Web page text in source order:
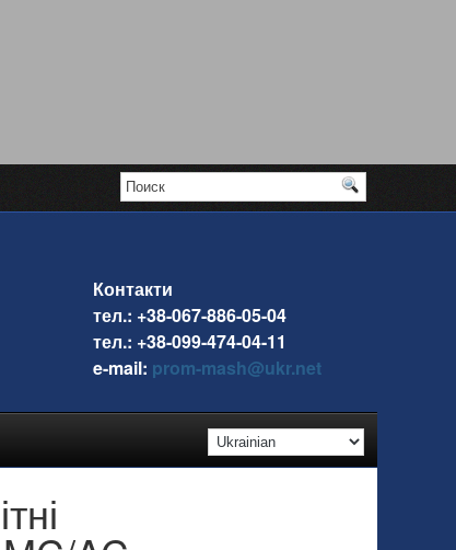
Контакти
тел.: +38-067-886-05-04
тел.: +38-099-474-04-11
e-mail: prom-mash@ukr.net